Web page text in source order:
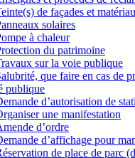
de façades et
solaires
à chaleur
du patrimoine
sur la voie publique
que faire en cas de
publique
d’autorisation de
une manifestation
d’ordre
d’affichage pour
de place de parc